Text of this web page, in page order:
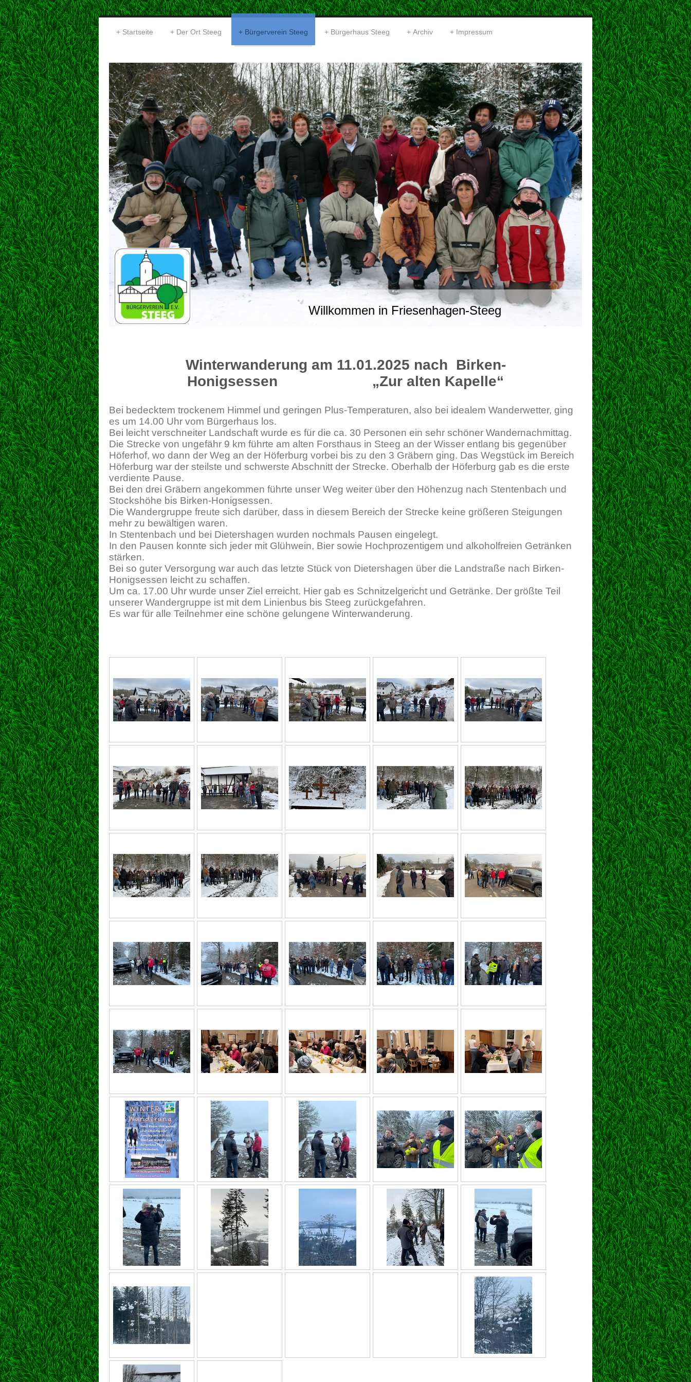
Startseite Der Ort Steeg Bürgerverein Steeg Bürgerhaus Steeg Archiv Impressum
Willkommen in Friesenhagen-Steeg
Winterwanderung am 11.01.2025 nach Birken-
Honigsessen „Zur alten Kapelle“
Bei bedecktem trockenem Himmel und geringen Plus-Temperaturen, also bei idealem Wanderwetter, ging
es um 14.00 Uhr vom Bürgerhaus los.
Bei leicht verschneiter Landschaft wurde es für die ca. 30 Personen ein sehr schöner Wandernachmittag.
Die Strecke von ungefähr 9 km führte am alten Forsthaus in Steeg an der Wisser entlang bis gegenüber
Höferhof, wo dann der Weg an der Höferburg vorbei bis zu den 3 Gräbern ging. Das Wegstück im Bereich
Höferburg war der steilste und schwerste Abschnitt der Strecke. Oberhalb der Höferburg gab es die erste
verdiente Pause.
Bei den drei Gräbern angekommen führte unser Weg weiter über den Höhenzug nach Stentenbach und
Stockshöhe bis Birken-Honigsessen.
Die Wandergruppe freute sich darüber, dass in diesem Bereich der Strecke keine größeren Steigungen
mehr zu bewältigen waren.
In Stentenbach und bei Dietershagen wurden nochmals Pausen eingelegt.
In den Pausen konnte sich jeder mit Glühwein, Bier sowie Hochprozentigem und alkoholfreien Getränken
stärken.
Bei so guter Versorgung war auch das letzte Stück von Dietershagen über die Landstraße nach Birken-
Honigsessen leicht zu schaffen.
Um ca. 17.00 Uhr wurde unser Ziel erreicht. Hier gab es Schnitzelgericht und Getränke. Der größte Teil
unserer Wandergruppe ist mit dem Linienbus bis Steeg zurückgefahren.
Es war für alle Teilnehmer eine schöne gelungene Winterwanderung.